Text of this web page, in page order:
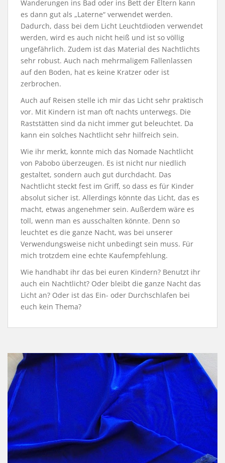
Wanderungen ins Bad oder ins Bett der Eltern kann
es dann gut als „Laterne“ verwendet werden.
Dadurch, dass bei dem Licht Leuchtdioden verwendet
werden, wird es auch nicht heiß und ist so völlig
ungefährlich. Zudem ist das Material des Nachtlichts
sehr robust. Auch nach mehrmaligem Fallenlassen
auf den Boden, hat es keine Kratzer oder ist
zerbrochen.
Auch auf Reisen stelle ich mir das Licht sehr praktisch
vor. Mit Kindern ist man oft nachts unterwegs. Die
Raststätten sind da nicht immer gut beleuchtet. Da
kann ein solches Nachtlicht sehr hilfreich sein.
Wie ihr merkt, konnte mich das Nomade Nachtlicht
von Pabobo überzeugen. Es ist nicht nur niedlich
gestaltet, sondern auch gut durchdacht. Das
Nachtlicht steckt fest im Griff, so dass es für Kinder
absolut sicher ist. Allerdings könnte das Licht, das es
macht, etwas angenehmer sein. Außerdem wäre es
toll, wenn man es ausschalten könnte. Denn so
leuchtet es die ganze Nacht, was bei unserer
Verwendungsweise nicht unbedingt sein muss. Für
mich trotzdem eine echte Kaufempfehlung.
Wie handhabt ihr das bei euren Kindern? Benutzt ihr
auch ein Nachtlicht? Oder bleibt die ganze Nacht das
Licht an? Oder ist das Ein- oder Durchschlafen bei
euch kein Thema?